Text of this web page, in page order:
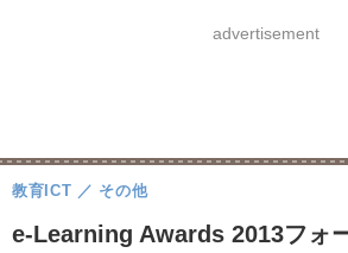
8月開催学校説明会・相談会
advertisement
e-Learning Awards 2013フォ
教育ICT その他